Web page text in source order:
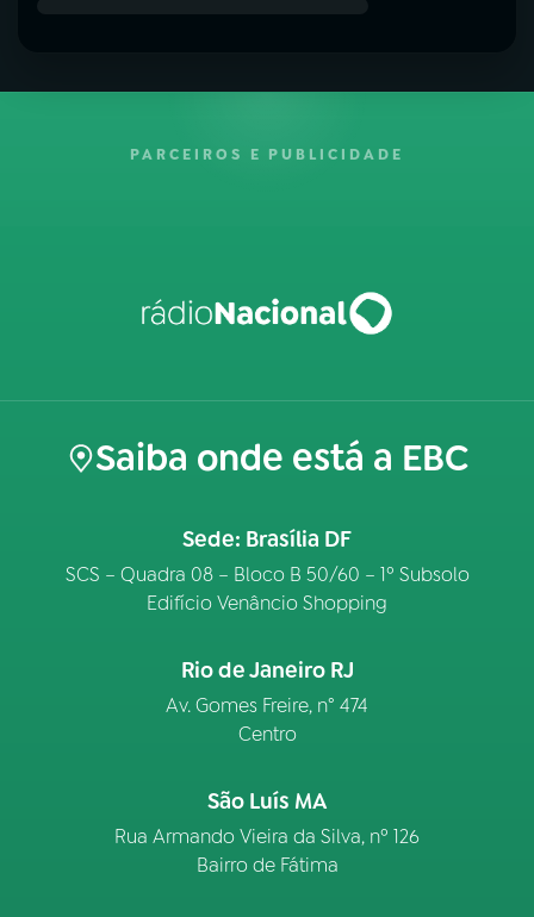
PARCEIROS E PUBLICIDADE
Saiba onde está a EBC
Sede: Brasília DF
SCS – Quadra 08 – Bloco B 50/60 – 1º Subsolo
Edifício Venâncio Shopping
Rio de Janeiro RJ
Av. Gomes Freire, n° 474
Centro
São Luís MA
Rua Armando Vieira da Silva, nº 126
Bairro de Fátima